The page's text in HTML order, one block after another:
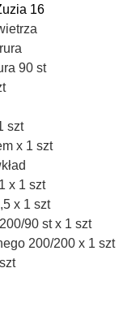
16
90 st
szt
x 1 szt
x 1 szt
x 1 szt
90 st x 1 szt
200/200 x 1 szt